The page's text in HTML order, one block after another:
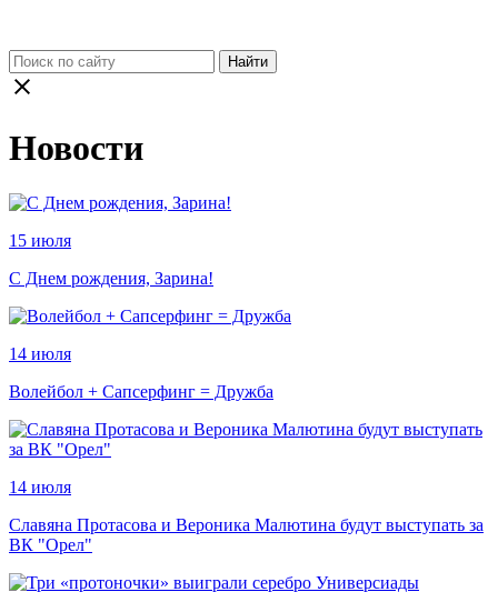
Найти
Новости
15 июля
С Днем рождения, Зарина!
14 июля
Волейбол + Сапсерфинг = Дружба
14 июля
Славяна Протасова и Вероника Малютина будут выступать за
ВК "Орел"